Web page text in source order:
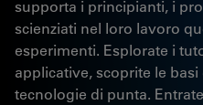
supporta i principianti, i
scienziati nel loro lavoro
esperimenti. Esplorate i
applicative, scoprite le
tecnologie di punta.